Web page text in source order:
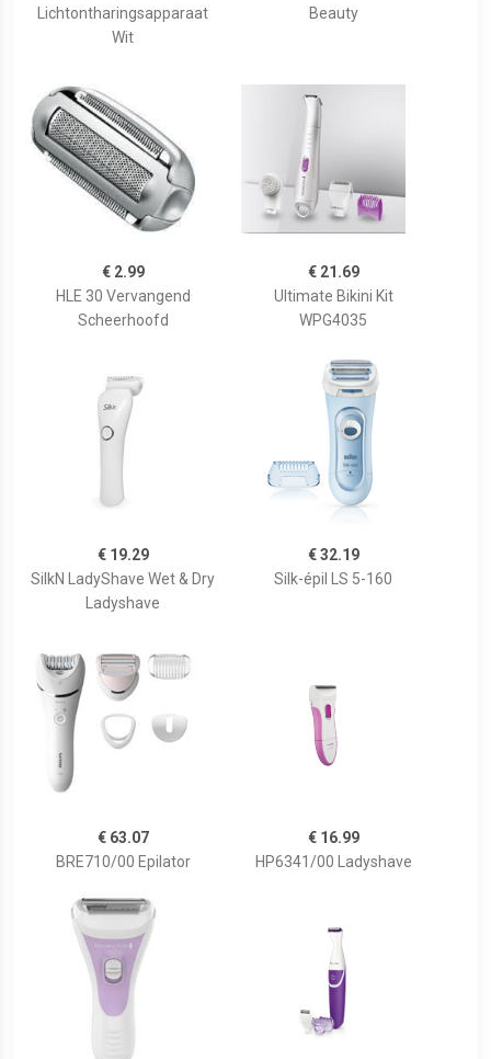
Lichtontharingsapparaat
Wit
Beauty
€ 2.99
HLE 30 Vervangend
Scheerhoofd
€ 21.69
Ultimate Bikini Kit
WPG4035
€ 19.29
SilkN LadyShave Wet & Dry
Ladyshave
€ 32.19
Silk-épil LS 5-160
€ 63.07
BRE710/00 Epilator
€ 16.99
HP6341/00 Ladyshave